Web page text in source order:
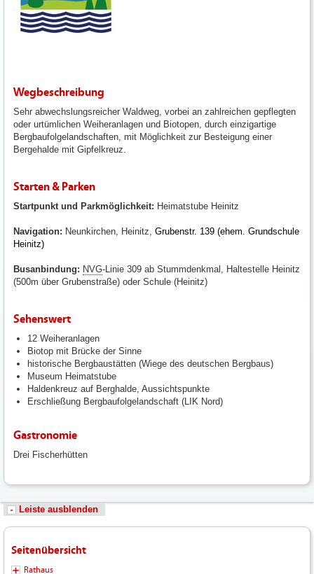
Wegbeschreibung
Sehr abwechslungsreicher Waldweg, vorbei an zahlreichen gepflegten
oder urtümlichen Weiheranlagen und Biotopen, durch einzigartige
Bergbaufolgelandschaften, mit Möglichkeit zur Besteigung einer
Bergehalde mit Gipfelkreuz.
Starten & Parken
Startpunkt und Parkmöglichkeit: Heimatstube Heinitz
Navigation: Neunkirchen, Heinitz, Grubenstr. 139 (ehem. Grundschule
Heinitz)
Busanbindung: NVG-Linie 309 ab Stummdenkmal, Haltestelle Heinitz
(500m über Grubenstraße) oder Schule (Heinitz)
Sehenswert
12 Weiheranlagen
Biotop mit Brücke der Sinne
historische Bergbaustätten (Wiege des deutschen Bergbaus)
Museum Heimatstube
Haldenkreuz auf Berghalde, Aussichtspunkte
Erschließung Bergbaufolgelandschaft (LIK Nord)
Gastronomie
Drei Fischerhütten
Leiste ausblenden
Seitenübersicht
Rathaus